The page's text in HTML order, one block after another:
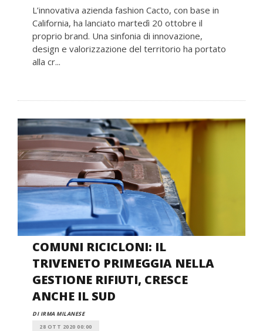
L’innovativa azienda fashion Cacto, con base in
California, ha lanciato martedì 20 ottobre il
proprio brand. Una sinfonia di innovazione,
design e valorizzazione del territorio ha portato
alla cr...
COMUNI RICICLONI: IL
TRIVENETO PRIMEGGIA NELLA
GESTIONE RIFIUTI, CRESCE
ANCHE IL SUD
DI IRMA MILANESE
28 OTT 2020 00:00